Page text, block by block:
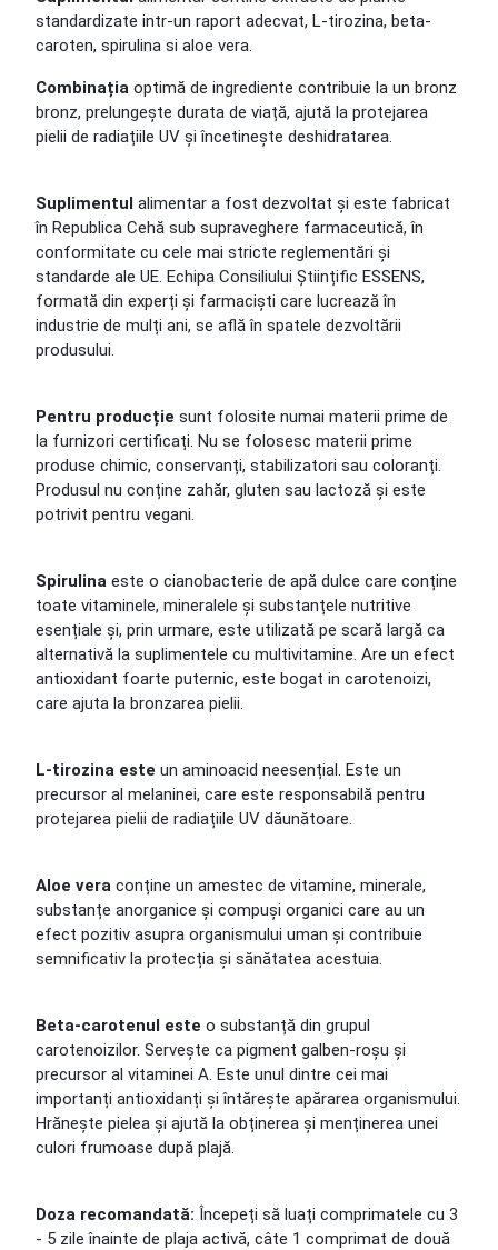
standardizate intr-un raport adecvat, L-tirozina, beta-
caroten, spirulina si aloe vera.
Combinația optimă de ingrediente contribuie la un bronz
bronz, prelungește durata de viață, ajută la protejarea
pielii de radiațiile UV și încetinește deshidratarea.
Suplimentul alimentar a fost dezvoltat și este fabricat
în Republica Cehă sub supraveghere farmaceutică, în
conformitate cu cele mai stricte reglementări și
standarde ale UE. Echipa Consiliului Științific ESSENS,
formată din experți și farmaciști care lucrează în
industrie de mulți ani, se află în spatele dezvoltării
produsului.
Pentru producție sunt folosite numai materii prime de
la furnizori certificați. Nu se folosesc materii prime
produse chimic, conservanți, stabilizatori sau coloranți.
Produsul nu conține zahăr, gluten sau lactoză și este
potrivit pentru vegani.
Spirulina este o cianobacterie de apă dulce care conține
toate vitaminele, mineralele și substanțele nutritive
esențiale și, prin urmare, este utilizată pe scară largă ca
alternativă la suplimentele cu multivitamine. Are un efect
antioxidant foarte puternic, este bogat in carotenoizi,
care ajuta la bronzarea pielii.
L-tirozina este un aminoacid neesențial. Este un
precursor al melaninei, care este responsabilă pentru
protejarea pielii de radiațiile UV dăunătoare.
Aloe vera conține un amestec de vitamine, minerale,
substanțe anorganice și compuși organici care au un
efect pozitiv asupra organismului uman și contribuie
semnificativ la protecția și sănătatea acestuia.
Beta-carotenul este o substanță din grupul
carotenoizilor. Servește ca pigment galben-roșu și
precursor al vitaminei A. Este unul dintre cei mai
importanți antioxidanți și întărește apărarea organismului.
Hrănește pielea și ajută la obținerea și menținerea unei
culori frumoase după plajă.
Doza recomandată: Începeți să luați comprimatele cu 3
- 5 zile înainte de plaja activă, câte 1 comprimat de două